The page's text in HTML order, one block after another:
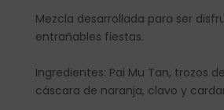
Mezcla desarrollada para ser
entrañables fiestas.
Ingredientes: Pai Mu Tan, trozos
cáscara de naranja, clavo y